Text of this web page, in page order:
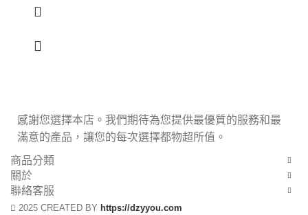
感謝您選擇本店。我們期待為您提供最優質的服務和最
滿意的產品，讓您的每次選擇都物超所值。
商品分類
關於
聯絡客服
2025 CREATED BY https://dzyyou.com